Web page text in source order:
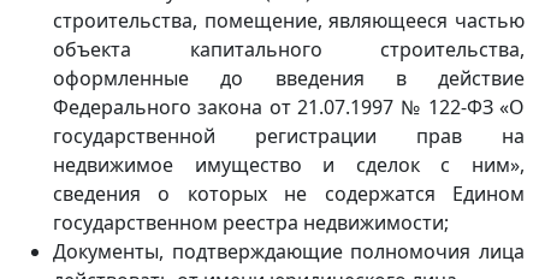
строительства, помещение, являющееся частью
объекта капитального строительства,
оформленные до введения в действие
Федерального закона от 21.07.1997 № 122-ФЗ «О
государственной регистрации прав на
недвижимое имущество и сделок с ним»,
сведения о которых не содержатся Едином
государственном реестра недвижимости;
Документы, подтверждающие полномочия лица